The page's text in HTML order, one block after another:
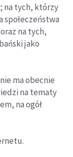
na tych, którzy
społeczeństwa
na tych,
jako
ma obecnie
na tematy
na ogół